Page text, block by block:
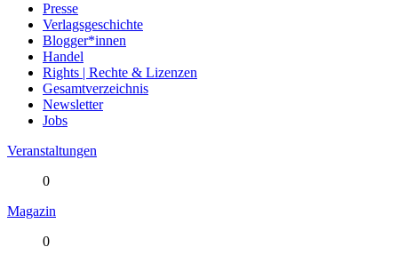
Presse
Verlagsgeschichte
Blogger*innen
Handel
Rights | Rechte & Lizenzen
Gesamtverzeichnis
Newsletter
Jobs
Veranstaltungen
0
Magazin
0